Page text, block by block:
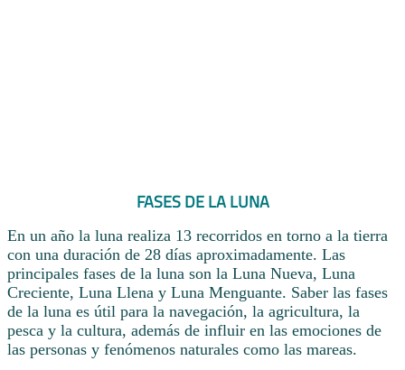
FASES DE LA LUNA
En un año la luna realiza 13 recorridos en torno a la tierra
con una duración de 28 días aproximadamente. Las
principales fases de la luna son la Luna Nueva, Luna
Creciente, Luna Llena y Luna Menguante. Saber las fases
de la luna es útil para la navegación, la agricultura, la
pesca y la cultura, además de influir en las emociones de
las personas y fenómenos naturales como las mareas.